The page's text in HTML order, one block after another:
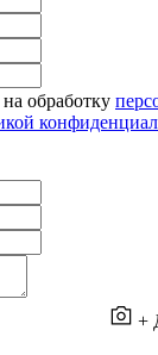
обработку
+